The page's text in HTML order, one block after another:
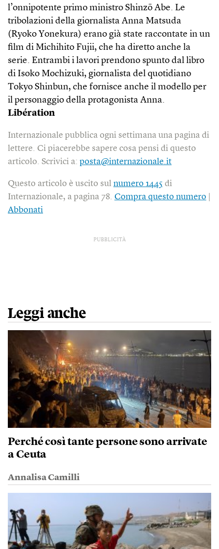
l’onnipotente primo ministro Shinzō Abe. Le
tribolazioni della giornalista Anna Matsuda
(Ryoko Yonekura) erano già state raccontate in un
film di Michihito Fujii, che ha diretto anche la
serie. Entrambi i lavori prendono spunto dal libro
di Isoko Mochizuki, giornalista del quotidiano
Tokyo Shinbun, che fornisce anche il modello per
il personaggio della protagonista Anna.
Libération
Internazionale pubblica ogni settimana una pagina di
lettere. Ci piacerebbe sapere cosa pensi di questo
articolo. Scrivici a: posta@internazionale.it
Questo articolo è uscito sul numero 1445 di
Internazionale, a pagina 78. Compra questo numero
Abbonati
PUBBLICITÀ
Leggi anche
Perché così tante persone sono arrivate
a Ceuta
Annalisa Camilli